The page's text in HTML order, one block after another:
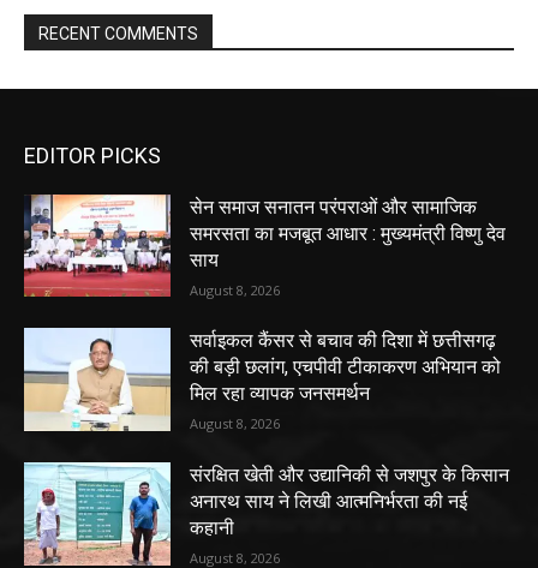
RECENT COMMENTS
EDITOR PICKS
सेन समाज सनातन परंपराओं और सामाजिक
समरसता का मजबूत आधार : मुख्यमंत्री विष्णु देव
साय
August 8, 2026
सर्वाइकल कैंसर से बचाव की दिशा में छत्तीसगढ़
की बड़ी छलांग, एचपीवी टीकाकरण अभियान को
मिल रहा व्यापक जनसमर्थन
August 8, 2026
संरक्षित खेती और उद्यानिकी से जशपुर के किसान
अनारथ साय ने लिखी आत्मनिर्भरता की नई
कहानी
August 8, 2026